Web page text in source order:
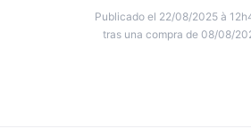
Publicado el 22/08/2025 à
tras una compra de 08/08/